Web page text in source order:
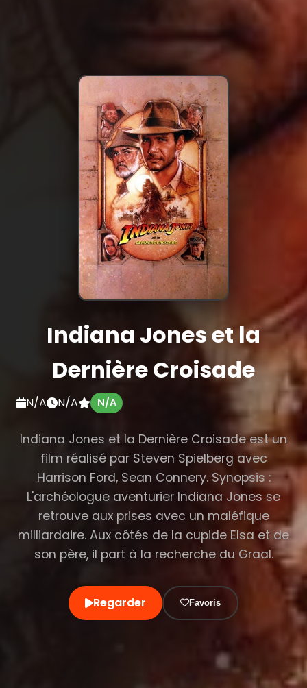
Indiana Jones et la
Dernière Croisade
N/A N/A N/A
Indiana Jones et la Dernière Croisade est un
film réalisé par Steven Spielberg avec
Harrison Ford, Sean Connery. Synopsis :
L'archéologue aventurier Indiana Jones se
retrouve aux prises avec un maléfique
milliardaire. Aux côtés de la cupide Elsa et de
son père, il part à la recherche du Graal.
Regarder Favoris